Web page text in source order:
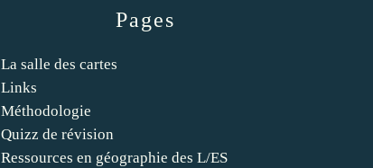
Pages
La salle des cartes
Links
Méthodologie
Quizz de révision
Ressources en géographie des L/ES